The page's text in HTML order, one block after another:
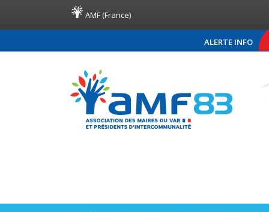
AMF (France)
ALERTE INFO
COMMUNIQUÉ DE PRESSE